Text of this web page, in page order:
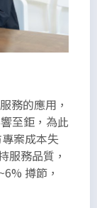
務的應用，
至鉅，為此
案成本失
服務品質，
撙節，